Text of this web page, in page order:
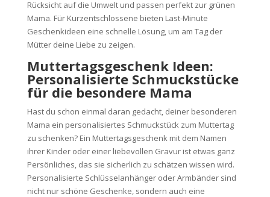
Rücksicht auf die Umwelt und passen perfekt zur grünen
Mama. Für Kurzentschlossene bieten Last-Minute
Geschenkideen eine schnelle Lösung, um am Tag der
Mütter deine Liebe zu zeigen.
Muttertagsgeschenk Ideen:
Personalisierte Schmuckstücke
für die besondere Mama
Hast du schon einmal daran gedacht, deiner besonderen
Mama ein personalisiertes Schmuckstück zum Muttertag
zu schenken? Ein Muttertagsgeschenk mit dem Namen
ihrer Kinder oder einer liebevollen Gravur ist etwas ganz
Persönliches, das sie sicherlich zu schätzen wissen wird.
Personalisierte Schlüsselanhänger oder Armbänder sind
nicht nur schöne Geschenke, sondern auch eine